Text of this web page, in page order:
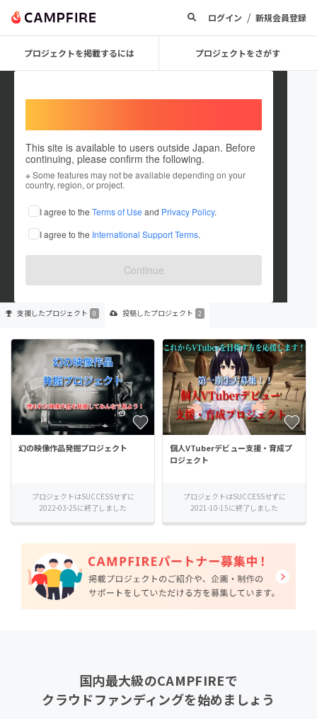
ログイン / 新規会員登録
プロジェクトを掲載するには プロジェクトをさがす
This site is available to users outside Japan. Before
continuing, please confirm the following.
※ Some features may not be available depending on your
country, region, or project.
I agree to the Terms of Use and Privacy Policy.
I agree to the International Support Terms.
Continue
KirinMonster
これまでに2件のプロジェクトを投稿しています
在住国：未設定
出身国：未設定
支援したプロジェクト 0 投稿したプロジェクト 2
幻の映像作品発掘プロジェクト
プロジェクトはSUCCESSせずに
2022-03-25に終了しました
個人VTuberデビュー支援・育成プ
ロジェクト
プロジェクトはSUCCESSせずに
2021-10-15に終了しました
国内最大級のCAMPFIREで
クラウドファンディングを始めましょう